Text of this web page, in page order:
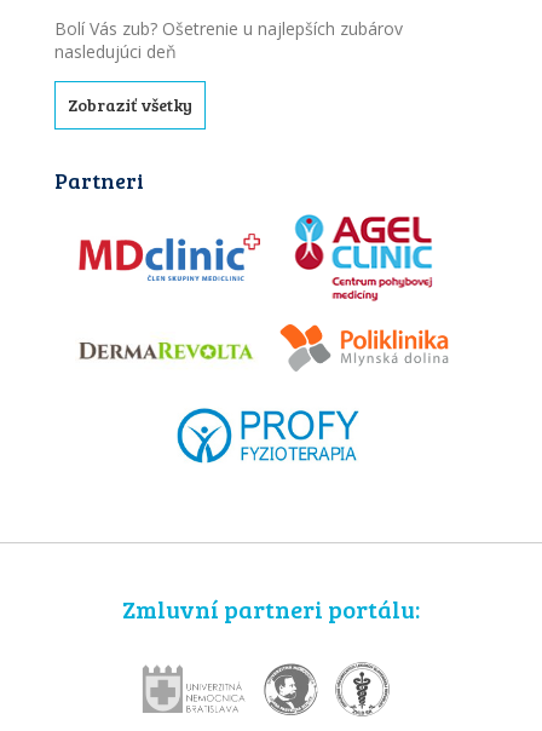
Bolí Vás zub? Ošetrenie u najlepších zubárov
nasledujúci deň
Zobraziť všetky
Partneri
Zmluvní partneri portálu: